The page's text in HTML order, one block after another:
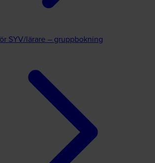
SYV/lärare – gruppbokning